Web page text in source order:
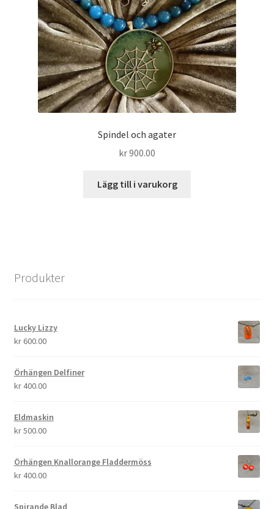
Spindel och agater
kr900.00
Lägg till i varukorg
Produkter
Lucky Lizzy
kr600.00
Örhängen Delfiner
kr400.00
Eldmaskin
kr500.00
Örhängen Knallorange Fladdermöss
kr400.00
Spirande Blad